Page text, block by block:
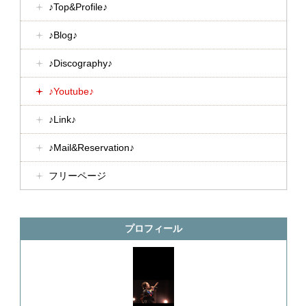
♪Top&Profile♪
♪Blog♪
♪Discography♪
♪Youtube♪
♪Link♪
♪Mail&Reservation♪
フリーページ
プロフィール